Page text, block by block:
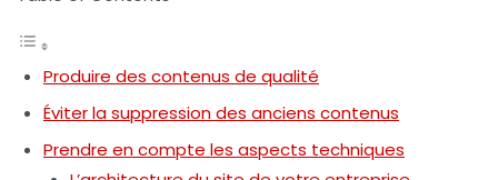
Produire des contenus de qualité
Éviter la suppression des anciens contenus
Prendre en compte les aspects techniques